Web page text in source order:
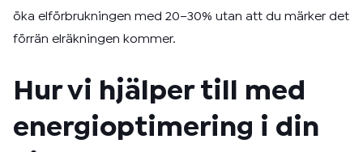
öka elförbrukningen med 20–30% utan att du märker det
förrän elräkningen kommer.
Hur vi hjälper till med
energioptimering i din